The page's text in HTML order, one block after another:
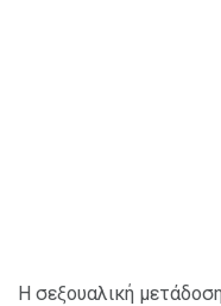
Η σεξουαλική